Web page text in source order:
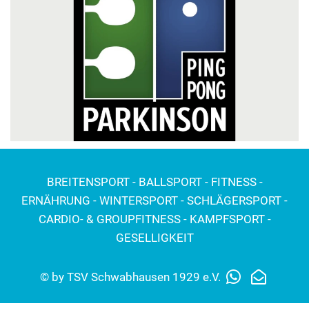
BREITENSPORT - BALLSPORT - FITNESS -
ERNÄHRUNG - WINTERSPORT - SCHLÄGERSPORT -
CARDIO- & GROUPFITNESS - KAMPFSPORT -
GESELLIGKEIT
© by TSV Schwabhausen 1929 e.V.